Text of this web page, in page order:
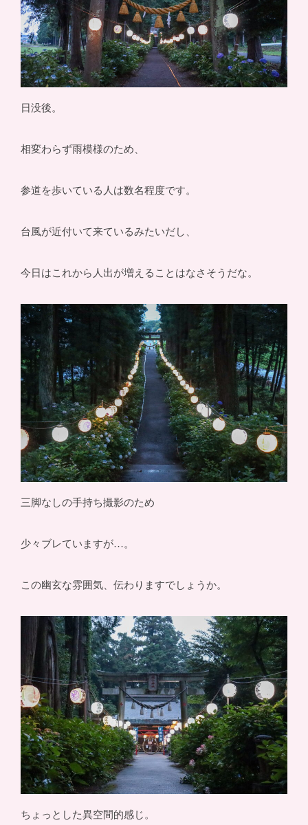
日没後。
相変わらず雨模様のため、
参道を歩いている人は数名程度です。
台風が近付いて来ているみたいだし、
今日はこれから人出が増えることはなさそうだな。
三脚なしの手持ち撮影のため
少々ブレていますが…。
この幽玄な雰囲気、伝わりますでしょうか。
ちょっとした異空間的感じ。